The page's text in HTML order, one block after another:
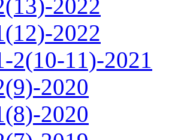
2022
2022
11)-2021
2020
2020